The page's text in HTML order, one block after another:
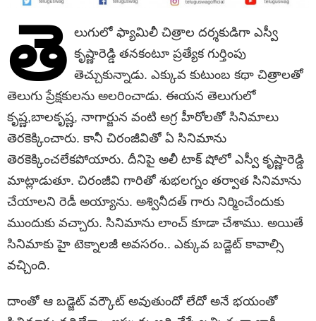
తె లుగులో ఫ్యామిలీ చిత్రాల దర్శకుడిగా ఎస్వీ
కృష్ణారెడ్డి తనకంటూ ప్రత్యేక గుర్తింపు
తెచ్చుకున్నాడు. ఎక్కువ కుటుంబ కథా చిత్రాలతో
తెలుగు ప్రేక్షకులను అలరించాడు. ఈయన తెలుగులో
కృష్ణ,బాలకృష్ణ, నాగార్జున వంటి అగ్ర హీరోలతో సినిమాలు
తెరకెక్కించారు. కానీ చిరంజీవితో ఏ సినిమాను
తెరకెక్కించలేకపోయారు. దీనిపై అలీ టాక్ షోలో ఎస్వీ కృష్ణారెడ్డి
మాట్లాడుతూ. చిరంజీవి గారితో శుభలగ్నం తర్వాత సినిమాను
చేయాలని రెడీ అయ్యాను. అశ్వినీదత్ గారు నిర్మించేందుకు
ముందుకు వచ్చారు. సినిమాను లాంచ్ కూడా చేశాము. అయితే
సినిమాకు హై టెక్నాలజీ అవసరం.. ఎక్కువ బడ్జెట్ కావాల్సి
వచ్చింది.
దాంతో ఆ బడ్జెట్ వర్కౌట్ అవుతుందో లేదో అనే భయంతో